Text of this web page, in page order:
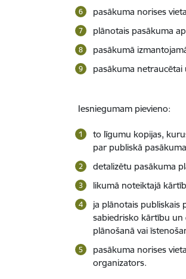
pasākuma norises
plānotais pasākuma
pasākumā
pasākuma netraucētai
Iesniegumam pievieno:
to līgumu kopijas,
par publiskā
detalizētu pasākuma
likumā noteiktajā
ja plānotais publiskais
sabiedrisko kārtību un
plānošanā vai
pasākuma norises
organizators.